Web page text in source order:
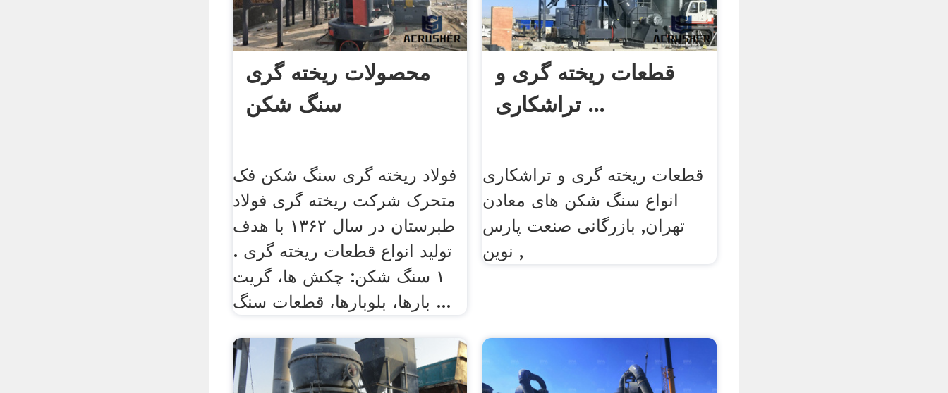
محصولات ریخته گری
سنگ شکن
فولاد ریخته گری سنگ شکن فک
متحرک شرکت ریخته گری فولاد
طبرستان در سال ۱۳۶۲ با هدف
تولید انواع قطعات ریخته گری .
۱ سنگ شکن: چکش ها، گریت
بارها، بلوبارها، قطعات سنگ ...
قطعات ریخته گری و
تراشکاری ...
قطعات ریخته گری و تراشکاری
انواع سنگ شکن های معادن
تهران, بازرگانی صنعت پارس
نوین ,